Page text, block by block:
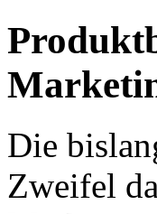
Die
Zweifel